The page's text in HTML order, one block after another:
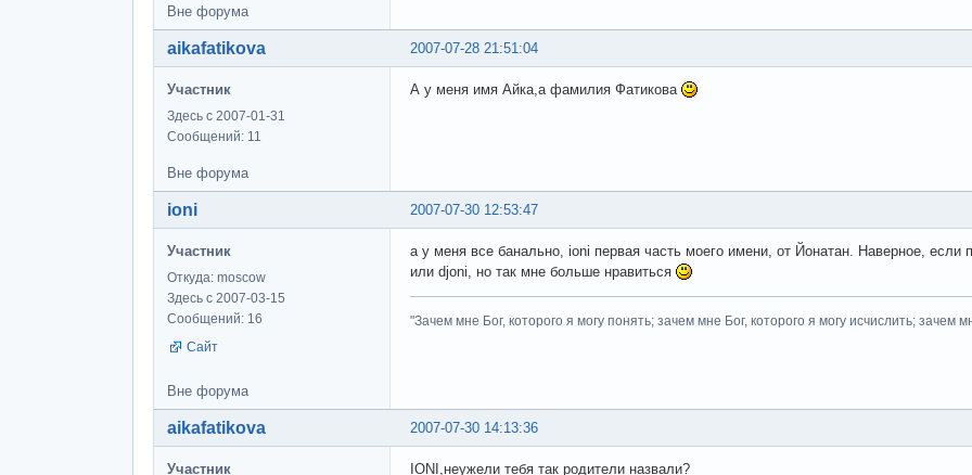
Вне форума
2007-07-28 21:51:04
aikafatikova
Участник
Здесь с 2007-01-31
Сообщений: 11
А у меня имя Айка,а фамилия Фатикова
Вне форума
2007-07-30 12:53:47
ioni
Участник
Откуда: moscow
Здесь с 2007-03-15
Сообщений: 16
Сайт
а у меня все банально, ioni первая часть моего имени, от Йонатан. Наверное, если
или djoni, но так мне больше нравиться
"Зачем мне Бог, которого я могу понять; зачем мне Бог, которого я могу исчислить; зачем
Вне форума
2007-07-30 14:13:36
aikafatikova
Участник IONI,неужели тебя так родители назвали?